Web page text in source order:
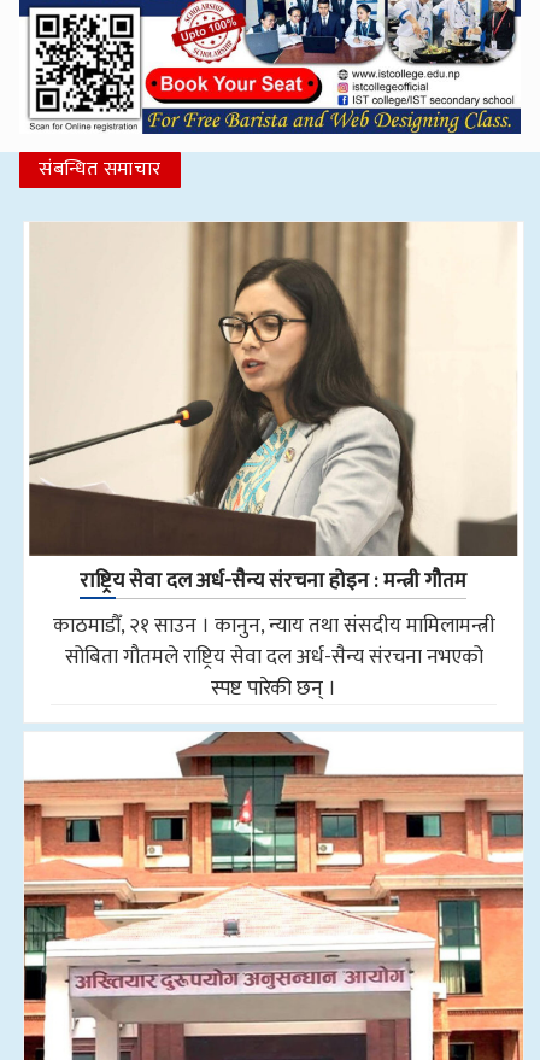
संबन्धित समाचार
राष्ट्रिय सेवा दल अर्ध-सैन्य संरचना होइन : मन्त्री गौतम
काठमाडौँ, २१ साउन । कानुन, न्याय तथा संसदीय मामिलामन्त्री
सोबिता गौतमले राष्ट्रिय सेवा दल अर्ध-सैन्य संरचना नभएको
स्पष्ट पारेकी छन् ।